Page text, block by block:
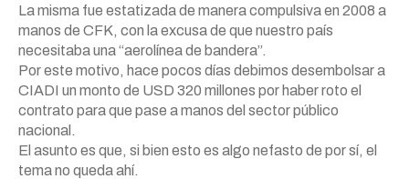
La misma fue estatizada de manera compulsiva en 2008 a
manos de CFK, con la excusa de que nuestro país
necesitaba una “aerolínea de bandera”.
Por este motivo, hace pocos días debimos desembolsar a
CIADI un monto de USD 320 millones por haber roto el
contrato para que pase a manos del sector público
nacional.
El asunto es que, si bien esto es algo nefasto de por sí, el
tema no queda ahí.